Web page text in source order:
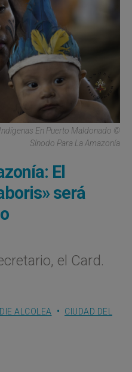
En Puerto Maldonado ©
Sínodo Para La Amazonía
El
será
el Card.
ALCOLEA
CIUDAD DEL